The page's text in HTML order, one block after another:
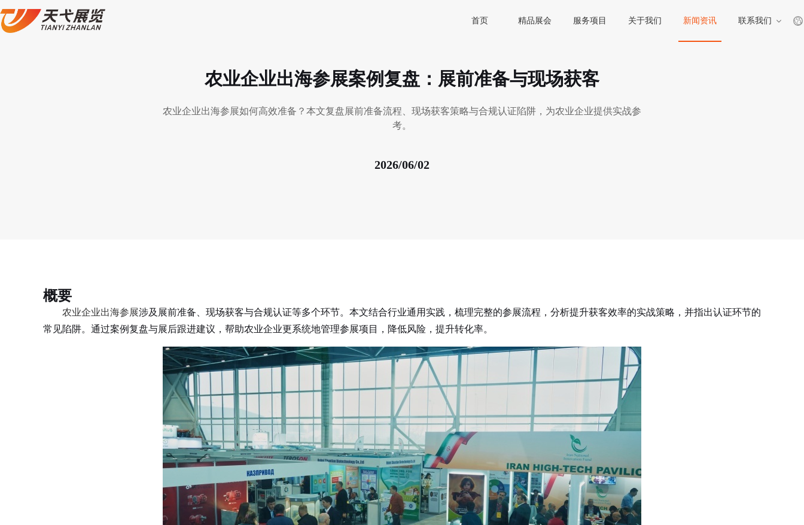
首页 精品展会 服务项目 关于我们 新闻资讯 联系我们
农业企业出海参展案例复盘：展前准备与现场获客
农业企业出海参展如何高效准备？本文复盘展前准备流程、现场获客策略与合规认证陷阱，为农业企业提供实战参
考。
2026/06/02
概要
农业企业出海参展涉及展前准备、现场获客与合规认证等多个环节。本文结合行业通用实践，梳理完整的参展流程，分析提升获客效率的实战策略，并指出认证环节的
常见陷阱。通过案例复盘与展后跟进建议，帮助农业企业更系统地管理参展项目，降低风险，提升转化率。